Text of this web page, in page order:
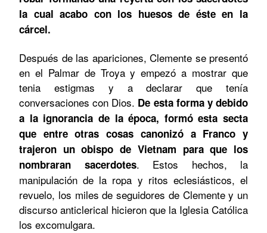
la cual acabo con los huesos de éste en la
cárcel.
Después de las apariciones, Clemente se presentó
en el Palmar de Troya y empezó a mostrar que
tenia estigmas y a declarar que tenía
conversaciones con Dios. De esta forma y debido
a la ignorancia de la época, formó esta secta
que entre otras cosas canonizó a Franco y
trajeron un obispo de Vietnam para que los
nombraran sacerdotes. Estos hechos, la
manipulación de la ropa y ritos eclesiásticos, el
revuelo, los miles de seguidores de Clemente y un
discurso anticlerical hicieron que la Iglesia Católica
los excomulgara.